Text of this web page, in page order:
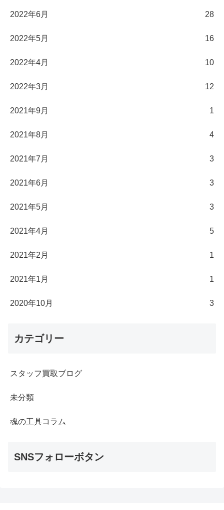
2022年6月 28
2022年5月 16
2022年4月 10
2022年3月 12
2021年9月 1
2021年8月 4
2021年7月 3
2021年6月 3
2021年5月 3
2021年4月 5
2021年2月 1
2021年1月 1
2020年10月 3
カテゴリー
スタッフ買取ブログ
未分類
魂の工具コラム
SNSフォローボタン